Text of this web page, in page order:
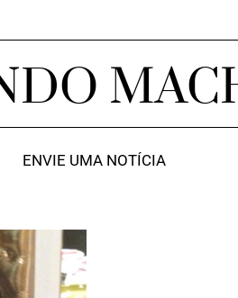
ENVIE UMA NOTÍCIA